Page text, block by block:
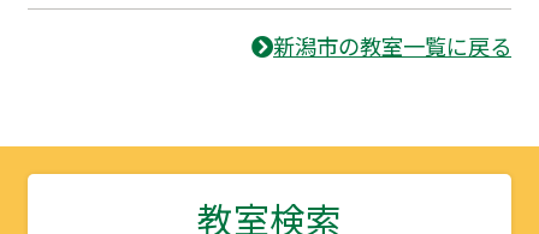
新潟市の教室一覧に戻る
教室検索